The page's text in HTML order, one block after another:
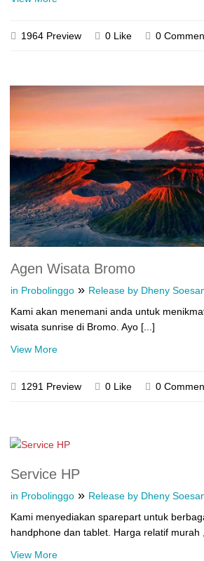
1964 Preview 0 Like 0
Agen Wisata Bromo
in Probolinggo » Release by Dheny
Kami akan menemani anda untuk
wisata sunrise di Bromo. Ayo [...]
View More
1291 Preview 0 Like 0
Service HP
in Probolinggo » Release by Dheny
Kami menyediakan sparepart untuk
handphone dan tablet. Harga relatif murah
View More